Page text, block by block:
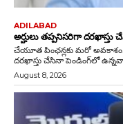
ADILABAD
అర్హులు తప్పనిసరిగా దరఖాస్తు
చేయూత పింఛన్లకు మరో అవకాశం..
దరఖాస్తు చేసినా పెండింగ్‌లో
August 8, 2026